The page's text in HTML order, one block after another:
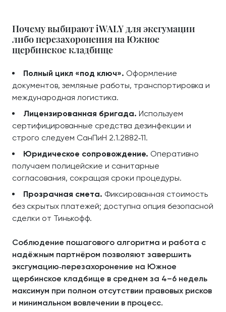
Почему выбирают iWALY для эксгумации
либо перезахоронения на Южное
щербинское кладбище
Полный цикл «под ключ». Оформление
документов, земляные работы, транспортировка и
международная логистика.
Лицензированная бригада. Используем
сертифицированные средства дезинфекции и
строго следуем СанПиН 2.1.2882‑11.
Юридическое сопровождение. Оперативно
получаем полицейские и санитарные
согласования, сокращая сроки процедуры.
Прозрачная смета. Фиксированная стоимость
без скрытых платежей; доступна опция безопасной
сделки от Тинькофф.
Соблюдение пошагового алгоритма и работа с
надёжным партнёром позволяют завершить
эксгумацию‑перезахоронение на Южное
щербинское кладбище в среднем за 4–6 недель
максимум при полном отсутствии правовых рисков
и минимальном вовлечении в процесс.